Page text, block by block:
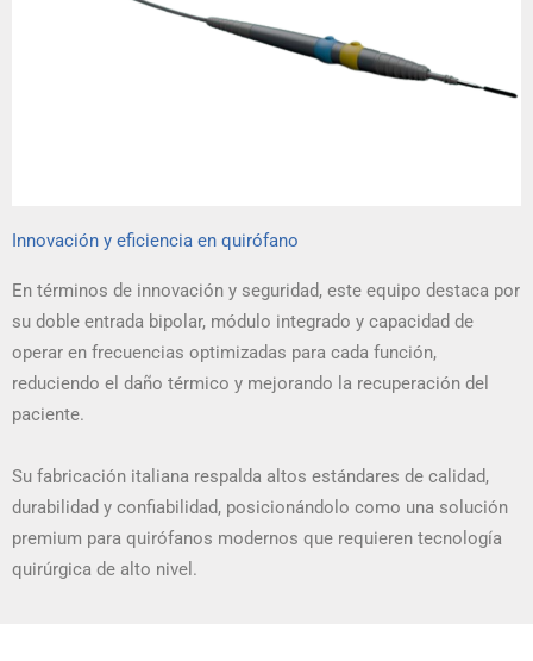
Innovación y eficiencia en quirófano
En términos de innovación y seguridad, este equipo destaca por
su doble entrada bipolar, módulo integrado y capacidad de
operar en frecuencias optimizadas para cada función,
reduciendo el daño térmico y mejorando la recuperación del
paciente.
Su fabricación italiana respalda altos estándares de calidad,
durabilidad y confiabilidad, posicionándolo como una solución
premium para quirófanos modernos que requieren tecnología
quirúrgica de alto nivel.